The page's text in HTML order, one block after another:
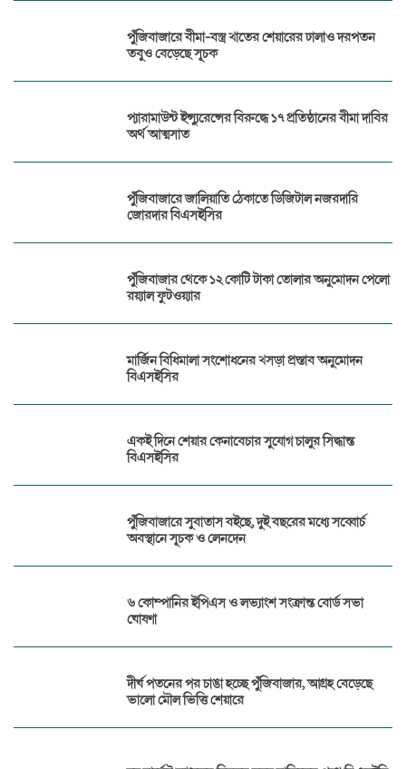
পুঁজিবাজারে বীমা-বস্ত্র খাতের শেয়ারের ঢালাও দরপতন
তবুও বেড়েছে সূচক
প্যারামাউন্ট ইন্স্যুরেন্সের বিরুদ্ধে ১৭ প্রতিষ্ঠানের বীমা দাবির
অর্থ আত্মসাত
পুঁজিবাজারে জালিয়াতি ঠেকাতে ডিজিটাল নজরদারি
জোরদার বিএসইসির
পুঁজিবাজার থেকে ১২ কোটি টাকা তোলার অনুমোদন পেলো
রয়্যাল ফুটওয়্যার
মার্জিন বিধিমালা সংশোধনের খসড়া প্রস্তাব অনুমোদন
বিএসইসির
একই দিনে শেয়ার কেনাবেচার সুযোগ চালুর সিদ্ধান্ত
বিএসইসির
পুঁজিবাজারে সুবাতাস বইছে, দুই বছরের মধ্যে সব্বোর্চ
অবস্থানে সূচক ও লেনদেন
৬ কোম্পানির ইপিএস ও লভ্যাংশ সংক্রান্ত বোর্ড সভা
ঘোষণা
দীর্ঘ পতনের পর চাঙা হচ্ছে পুঁজিবাজার, আগ্রহ বেড়েছে
ভালো মৌল ভিত্তি শেয়ারে